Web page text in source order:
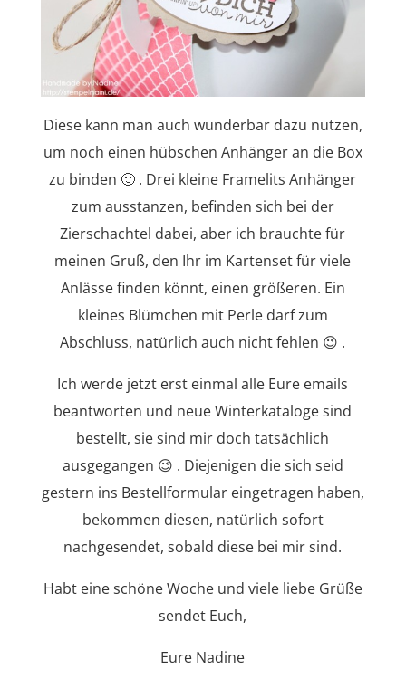
Diese kann man auch wunderbar dazu nutzen,
um noch einen hübschen Anhänger an die Box
zu binden 🙂 . Drei kleine Framelits Anhänger
zum ausstanzen, befinden sich bei der
Zierschachtel dabei, aber ich brauchte für
meinen Gruß, den Ihr im Kartenset für viele
Anlässe finden könnt, einen größeren. Ein
kleines Blümchen mit Perle darf zum
Abschluss, natürlich auch nicht fehlen 😉 .
Ich werde jetzt erst einmal alle Eure emails
beantworten und neue Winterkataloge sind
bestellt, sie sind mir doch tatsächlich
ausgegangen 😉 . Diejenigen die sich seid
gestern ins Bestellformular eingetragen haben,
bekommen diesen, natürlich sofort
nachgesendet, sobald diese bei mir sind.
Habt eine schöne Woche und viele liebe Grüße
sendet Euch,
Eure Nadine